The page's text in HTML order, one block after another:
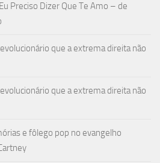
Preciso Dizer Que Te Amo – de
que a extrema direita não
que a extrema direita não
e fôlego pop no evangelho